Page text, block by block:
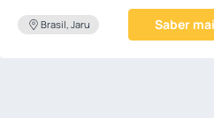
Brasil, Jaru Saber